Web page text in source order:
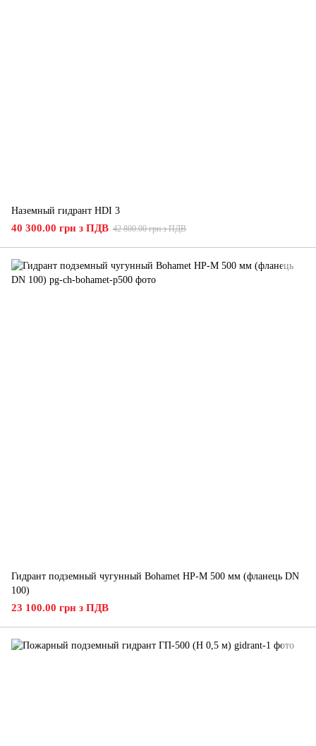
Наземный гидрант HDI 3
40 300.00 грн з ПДВ 42 800.00 грн з ПДВ
Гидрант подземный чугунный Bohamet HP-M 500 мм (фланець DN
100)
23 100.00 грн з ПДВ